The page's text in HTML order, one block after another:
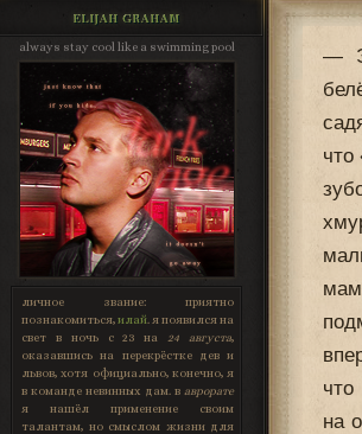
ELIJAH GRAHAM
always stay cool like a swimming pool
личное звание: приятно
познакомиться,илай . я появился на
свет в ночь с 23 на
24 августа,
оказавшись на перекрёстке дев и
львов, хотя официально, конечно, я
в команде невинных дам. в аврорате
я нашёл применение своим
талантам, но смыслом жизни для
—
что
на